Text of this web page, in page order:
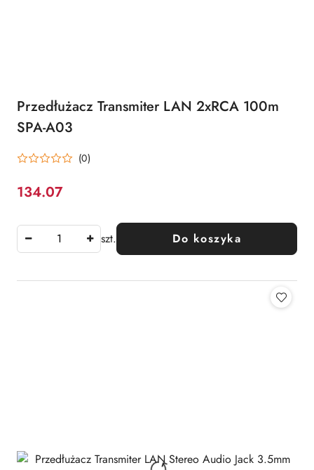
Przedłużacz Transmiter LAN 2xRCA 100m
SPA-A03
(0)
Cena:
134.07
szt. Do koszyka